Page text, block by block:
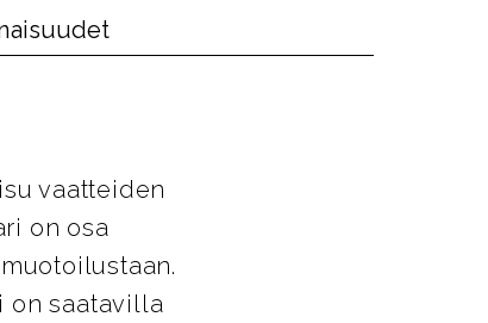
vaatteiden
on osa
on saatavilla